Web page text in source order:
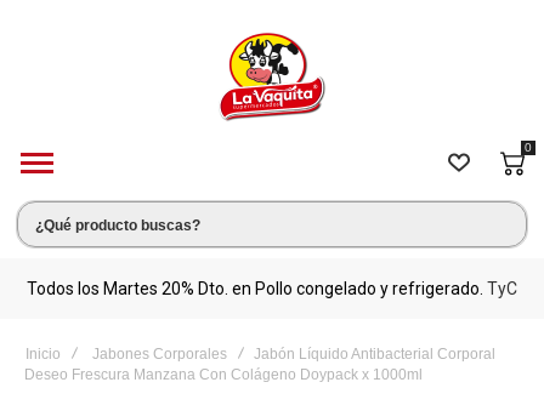
0
Todos los Martes 20% Dto. en Pollo congelado y refrigerado. TyC
Inicio Jabones Corporales
Jabón Líquido Antibacterial Corporal
Deseo Frescura Manzana Con Colágeno Doypack x 1000ml